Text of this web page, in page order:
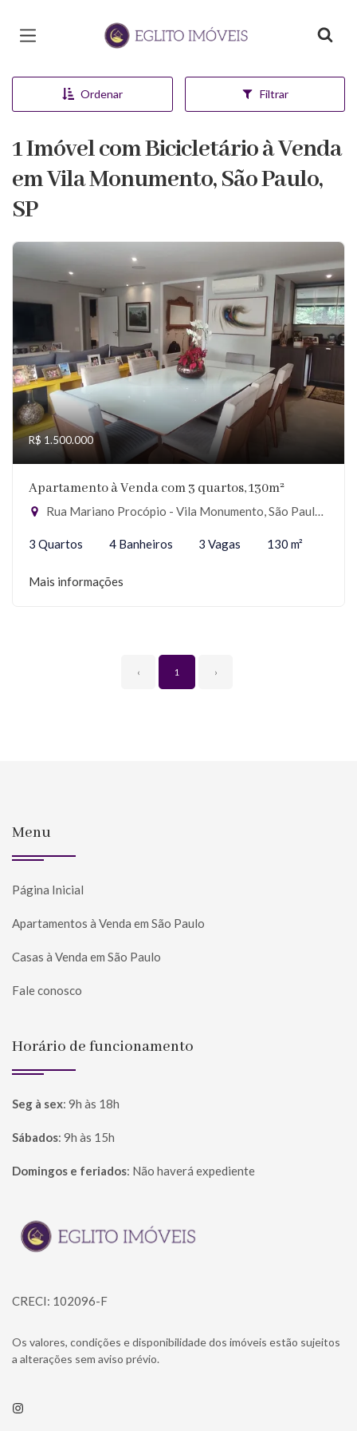
Página inicial
Ordenar Filtrar
1 Imóvel com Bicicletário à Venda
em Vila Monumento, São Paulo,
SP
R$ 1.500.000
Apartamento à Venda com 3 quartos, 130m²
Rua Mariano Procópio - Vila Monumento, São Paulo-SP
3 Quartos 4 Banheiros 3 Vagas 130 m²
Mais informações
‹ 1 ›
Menu
Página Inicial
Apartamentos à Venda em São Paulo
Casas à Venda em São Paulo
Fale conosco
Horário de funcionamento
Seg à sex: 9h às 18h
Sábados: 9h às 15h
Domingos e feriados: Não haverá expediente
Página inicial
CRECI: 102096-F
Os valores, condições e disponibilidade dos imóveis estão sujeitos
a alterações sem aviso prévio.
Instagram